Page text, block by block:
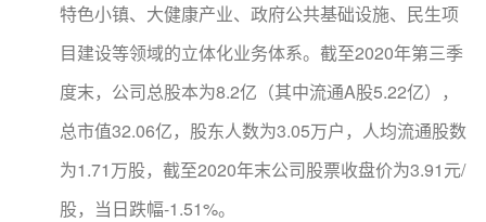
特色小镇、大健康产业、政府公共基础设施、民生项
目建设等领域的立体化业务体系。截至2020年第三季
度末，公司总股本为8.2亿（其中流通A股5.22亿），
总市值32.06亿，股东人数为3.05万户，人均流通股数
为1.71万股，截至2020年末公司股票收盘价为3.91元/
股，当日跌幅-1.51%。